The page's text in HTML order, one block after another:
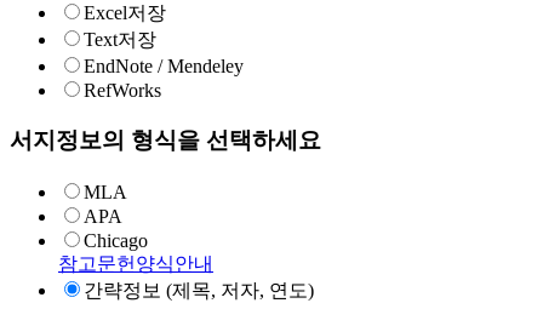
Excel저장
Text저장
EndNote / Mendeley
RefWorks
서지정보의 형식을 선택하세요
MLA
APA
Chicago
참고문헌양식안내
간략정보 (제목, 저자, 연도)